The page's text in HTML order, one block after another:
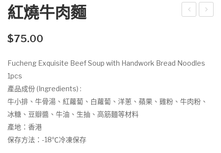
miu
港
冷
紅燒牛肉麵
$75.00
Fucheng Exquisite Beef Soup with Handwork Bread Noodles
1pcs
產品成份 (Ingredients) :
牛小排、牛骨湯、紅蘿蔔、白蘿蔔、洋蔥、蘋果、雞粉、牛肉粉、
冰糖、豆瓣醬、牛油、生抽、高筋麵等材料
產地：香港
保存方法：-18℃冷凍保存